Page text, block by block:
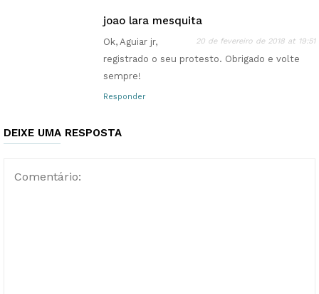
joao lara mesquita
20 de fevereiro de 2018 at 19:51
Ok, Aguiar jr,
registrado o seu protesto. Obrigado e volte
sempre!
Responder
DEIXE UMA RESPOSTA